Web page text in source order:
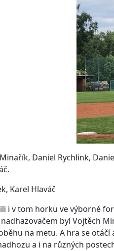
Daniel Rychlink,
Karel Hlaváč
i v tom horku ve výborné
byl Vojtěch
na metu. A hra se otáčí
a i na různých